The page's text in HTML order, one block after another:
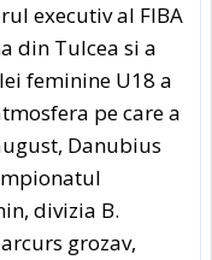
executiv al FIBA
din Tulcea si a
feminine U18 a
pe care a
Danubius
divizia B.
grozav,